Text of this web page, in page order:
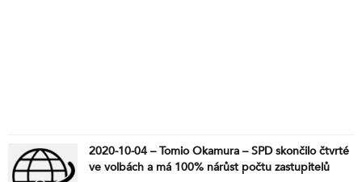
2020-10-04 – Tomio Okamura – SPD skončilo čtvrté
ve volbách a má 100% nárůst počtu zastupitelů